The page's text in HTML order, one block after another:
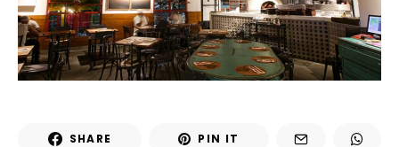
SHARE PIN IT